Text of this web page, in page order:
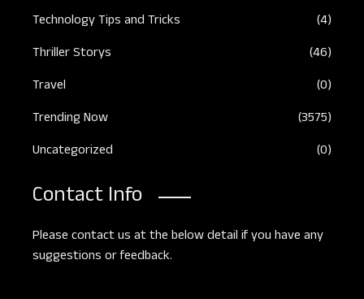
Technology Tips and Tricks
(4)
Thriller Storys
(46)
Travel
(0)
Trending Now
(3575)
Uncategorized
(0)
Contact Info
Please contact us at the below detail if you have any
suggestions or feedback.